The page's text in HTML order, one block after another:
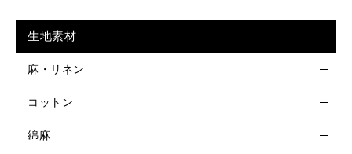
生地素材
麻・リネン
コットン
綿麻